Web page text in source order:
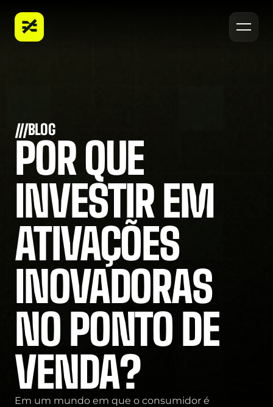
PORTFÓLIO
CONTATO
///BLOG
POR QUE
INVESTIR EM
ATIVAÇÕES
INOVADORAS
NO PONTO DE
VENDA?
Em um mundo em que o consumidor é
Entrar em contato
HOME
SOBRE A DVGT
PORTFÓLIO
CONTATO
BLOG